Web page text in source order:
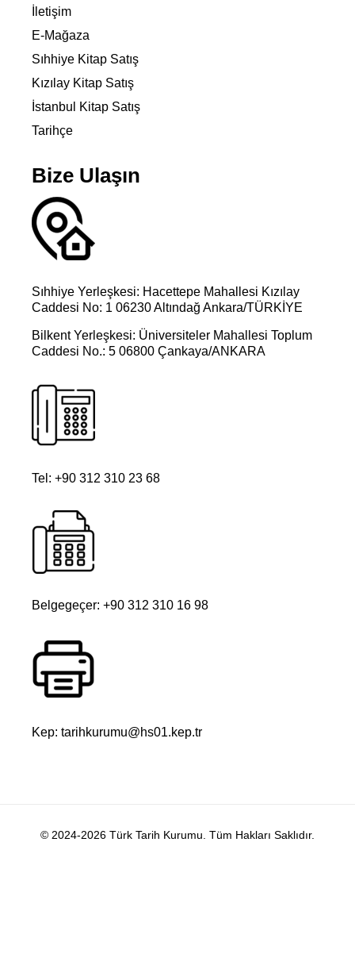
İletişim
E-Mağaza
Sıhhiye Kitap Satış
Kızılay Kitap Satış
İstanbul Kitap Satış
Tarihçe
Bize Ulaşın
Sıhhiye Yerleşkesi: Hacettepe Mahallesi Kızılay
Caddesi No: 1 06230 Altındağ Ankara/TÜRKİYE
Bilkent Yerleşkesi: Üniversiteler Mahallesi Toplum
Caddesi No.: 5 06800 Çankaya/ANKARA
Tel: +90 312 310 23 68
Belgegeçer: +90 312 310 16 98
Kep: tarihkurumu@hs01.kep.tr
© 2024-2026 Türk Tarih Kurumu. Tüm Hakları Saklıdır.